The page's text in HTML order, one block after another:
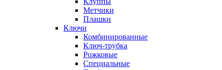
Метчики
Плашки
Ключи
Комбинированные
Ключ-трубка
Рожковые
Специальные